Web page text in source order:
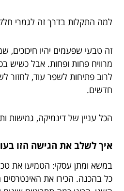
למה התקלות בדרך זה לגמרי
זה טבעי שפעמים יהיו חיכוכים,
לרוב פתיחות לשפר עוד, לחזור
חדשים.
הכל עניין של דינמיקה,
איך לשלב את הגישה הזו
כל בהכנה. הכירו את